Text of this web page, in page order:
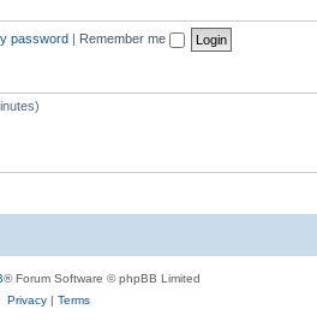
password | Remember me
® Forum Software © phpBB Limited
Privacy| Terms